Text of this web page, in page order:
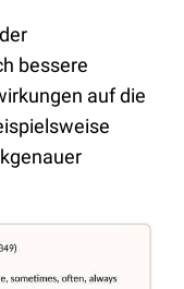
bessere
auf die